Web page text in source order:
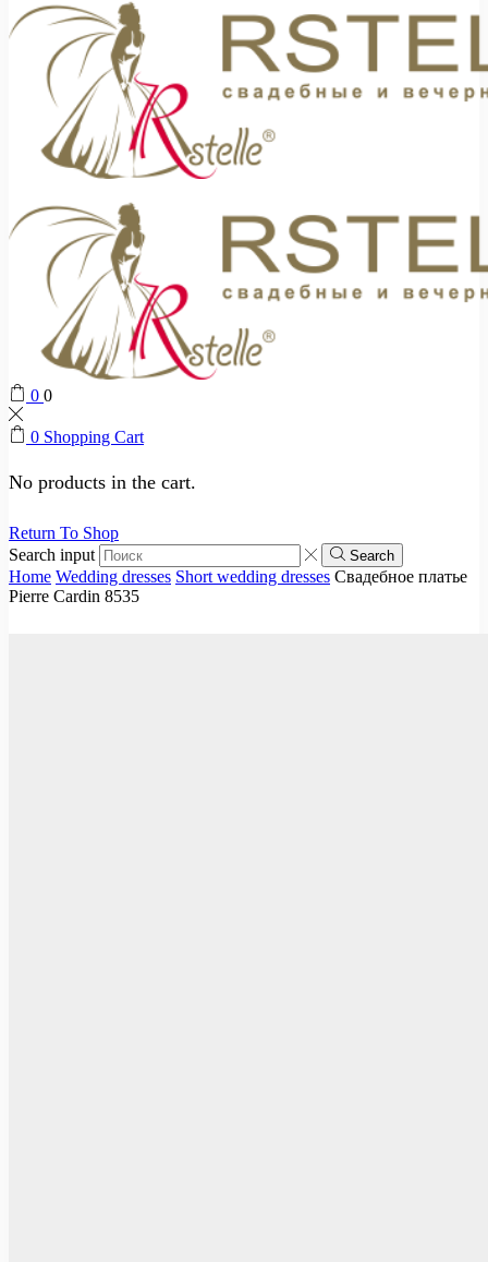
0 0
0 Shopping Cart
No products in the cart.
Return To Shop
Search input
Search
Home Wedding dresses Short wedding dresses Свадебное платье
Pierre Cardin 8535